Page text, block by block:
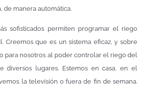
de manera automática.
sofisticados permiten programar el riego
Creemos que es un sistema eficaz, y sobre
para nosotros al poder controlar el riego del
diversos lugares. Estemos en casa, en el
la televisión o fuera de fin de semana.